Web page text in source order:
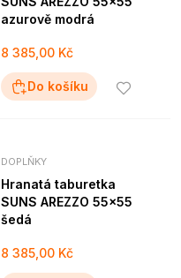
azurově modrá
8 385,00 Kč
Do košíku
DOPLŇKY
Hranatá taburetka
SUNS AREZZO 55x55
šedá
8 385,00 Kč